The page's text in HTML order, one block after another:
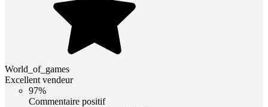
World_of_games
Excellent vendeur
97%
Commentaire positif